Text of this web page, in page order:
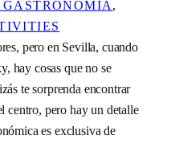
GASTRONOMÍA
pero en Sevilla, cuando
hay cosas que no se
te sorprenda encontrar
centro, pero hay un detalle
es exclusiva de